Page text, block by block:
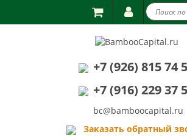
+7 (926) 815 74
+7 (916) 229 37
bc@bamboocapital.ru
Заказать обратный